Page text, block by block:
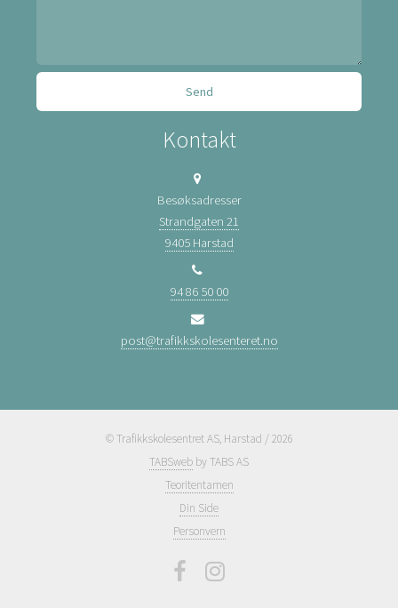
Kontakt
Besøksadresser
Strandgaten 21
9405 Harstad
94 86 50 00
post@trafikkskolesenteret.no
© Trafikkskolesentret AS, Harstad / 2026
TABSweb by TABS AS
Teoritentamen
Din Side
Personvern